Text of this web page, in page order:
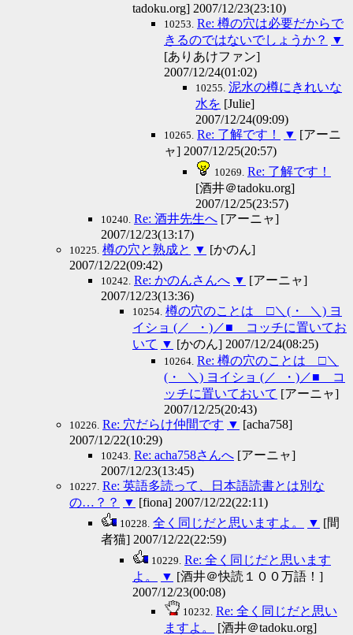
tadoku.org] 2007/12/23(23:10)
10253. Re: 樽の穴は必要だからで
きるのではないでしょうか？
▼
[ありあけファン]
2007/12/24(01:02)
10255. 泥水の樽にきれいな
水を [Julie]
2007/12/24(09:09)
10265. Re: 了解です！ ▼ [アーニ
ャ] 2007/12/25(20:57)
10269. Re: 了解です！
[酒井＠tadoku.org]
2007/12/25(23:57)
10240. Re: 酒井先生へ [アーニャ]
2007/12/23(13:17)
10225. 樽の穴と熟成と ▼ [かのん]
2007/12/22(09:42)
10242. Re: かのんさんへ ▼ [アーニャ]
2007/12/23(13:36)
10254. 樽の穴のことは □＼(・_＼) ヨ
イショ (／_・)／■ コッチに置いてお
いて ▼ [かのん] 2007/12/24(08:25)
10264. Re: 樽の穴のことは □＼
(・_＼) ヨイショ (／_・)／■ コ
ッチに置いておいて [アーニャ]
2007/12/25(20:43)
10226. Re: 穴だらけ仲間です ▼ [acha758]
2007/12/22(10:29)
10243. Re: acha758さんへ [アーニャ]
2007/12/23(13:45)
10227. Re: 英語多読って、日本語読書とは別な
の…？？
▼ [fiona] 2007/12/22(22:11)
10228. 全く同じだと思いますよ。 ▼ [間
者猫] 2007/12/22(22:59)
10229. Re: 全く同じだと思います
よ。
▼ [酒井＠快読１００万語！]
2007/12/23(00:08)
10232. Re: 全く同じだと思い
ますよ。
[酒井＠tadoku.org]